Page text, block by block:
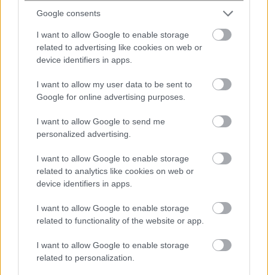
Google consents
I want to allow Google to enable storage
related to advertising like cookies on web or
device identifiers in apps.
I want to allow my user data to be sent to
Google for online advertising purposes.
I want to allow Google to send me
personalized advertising.
I want to allow Google to enable storage
related to analytics like cookies on web or
device identifiers in apps.
I want to allow Google to enable storage
related to functionality of the website or app.
I want to allow Google to enable storage
related to personalization.
Νίγηρας: Τουλάχιστον 22 νεκροί από
σύγκρουση λεωφορείων
Άριελ Κωνσταντινίδη: “Φέτος ήταν η
πρώτη χρονιά που μου έλειψε τόσο